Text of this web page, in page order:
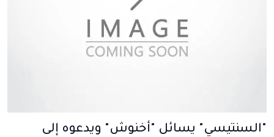
"السنتيسي" يسائل "أخنوش" ويدعوه إلى